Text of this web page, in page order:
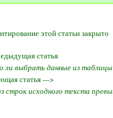
этой статьи закрыто
статья
выбрать данные из таблицы
статья --->
строк исходного текста